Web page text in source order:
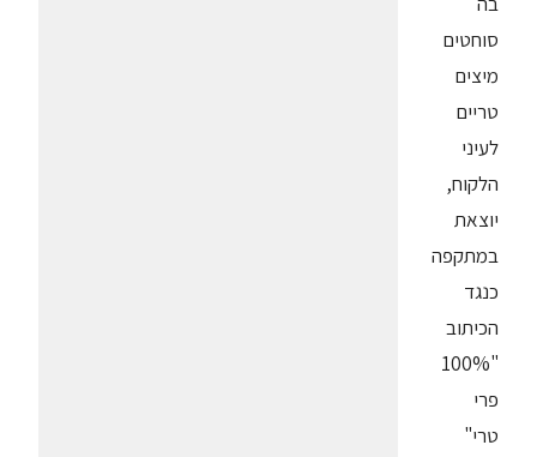
סוחטים
מיצים
טריים
לעיני
הלקוח,
יוצאת
במתקפה
כנגד
הכיתוב
"100%
פרי
טרי"